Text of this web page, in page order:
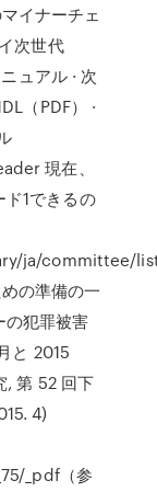
イナーチェ
次世代
ュアル · 次
（PDF） ·
現在、
1できるの
ja/committee/
の準備の一
の犯罪被害
と 2015
第 52 回下
4)
_pdf（参